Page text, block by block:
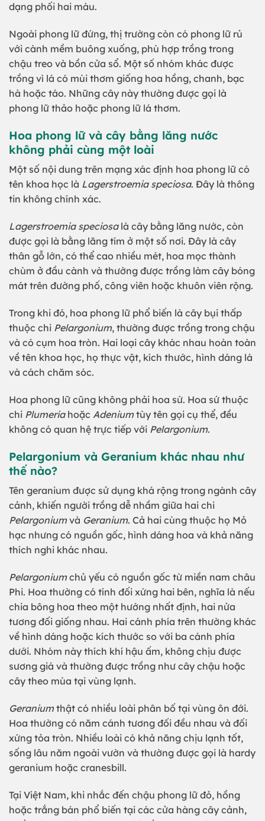
dạng phối hai màu.
Ngoài phong lữ đứng, thị trường còn có phong lữ rủ
với cành mềm buông xuống, phù hợp trồng trong
chậu treo và bồn cửa sổ. Một số nhóm khác được
trồng vì lá có mùi thơm giống hoa hồng, chanh, bạc
hà hoặc táo. Những cây này thường được gọi là
phong lữ thảo hoặc phong lữ lá thơm.
Hoa phong lữ và cây bằng lăng nước
không phải cùng một loài
Một số nội dung trên mạng xác định hoa phong lữ có
tên khoa học là Lagerstroemia speciosa. Đây là thông
tin không chính xác.
Lagerstroemia speciosalà cây bằng lăng nước, còn
được gọi là bằng lăng tím ở một số nơi. Đây là cây
thân gỗ lớn, có thể cao nhiều mét, hoa mọc thành
chùm ở đầu cành và thường được trồng làm cây bóng
mát trên đường phố, công viên hoặc khuôn viên rộng.
Trong khi đó, hoa phong lữ phổ biến là cây bụi thấp
thuộc chi Pelargonium, thường được trồng trong chậu
và có cụm hoa tròn. Hai loại cây khác nhau hoàn toàn
về tên khoa học, họ thực vật, kích thước, hình dáng lá
và cách chăm sóc.
Hoa phong lữ cũng không phải hoa sứ. Hoa sứ thuộc
chi Plumeriahoặc Adenium tùy tên gọi cụ thể, đều
không có quan hệ trực tiếp với Pelargonium.
Pelargonium và Geranium khác nhau như
thế nào?
Tên geranium được sử dụng khá rộng trong ngành cây
cảnh, khiến người trồng dễ nhầm giữa hai chi
Pelargonium và Geranium. Cả hai cùng thuộc họ Mỏ
hạc nhưng có nguồn gốc, hình dáng hoa và khả năng
thích nghi khác nhau.
Pelargonium chủ yếu có nguồn gốc từ miền nam châu
Phi. Hoa thường có tính đối xứng hai bên, nghĩa là nếu
chia bông hoa theo một hướng nhất định, hai nửa
tương đối giống nhau. Hai cánh phía trên thường khác
về hình dáng hoặc kích thước so với ba cánh phía
dưới. Nhóm này thích khí hậu ấm, không chịu được
sương giá và thường được trồng như cây chậu hoặc
cây theo mùa tại vùng lạnh.
Geranium thật có nhiều loài phân bố tại vùng ôn đới.
Hoa thường có năm cánh tương đối đều nhau và đối
xứng tỏa tròn. Nhiều loài có khả năng chịu lạnh tốt,
sống lâu năm ngoài vườn và thường được gọi là hardy
geranium hoặc cranesbill.
Tại Việt Nam, khi nhắc đến chậu phong lữ đỏ, hồng
hoặc trắng bán phổ biến tại các cửa hàng cây cảnh,